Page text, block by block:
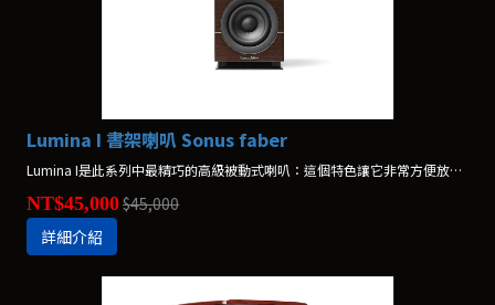
Lumina I 書架喇叭 Sonus faber
Lumina I是此系列中最精巧的高級被動式喇叭：這個特色讓它非常方便放置，成為小空間的最佳選擇。儘管體積不大，Lumina I仍然能夠提供大量的音樂能量。
NT$45,000$45,000
詳細介紹